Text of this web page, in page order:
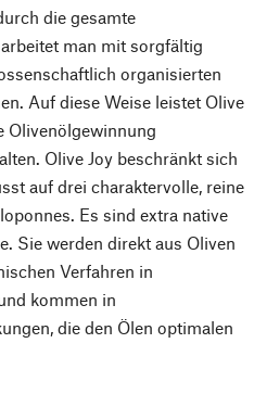
die gesamte
man mit sorgfältig
organisierten
Auf diese Weise leistet Olive
Olivenölgewinnung
Olive Joy beschränkt sich
auf drei charaktervolle, reine
Es sind extra native
Sie werden direkt aus Oliven
Verfahren in
kommen in
die den Ölen optimalen